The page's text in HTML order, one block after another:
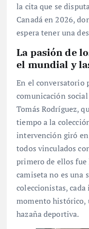
la cita que se
Canadá en 2026,
espera tener una
La pasión de
el mundial y
En el conversatorio
comunicación
Tomás Rodríguez,
tiempo a la
intervención giró
todos vinculados
primero de ellos
camiseta no es una
coleccionistas,
momento histórico,
hazaña deportiva.